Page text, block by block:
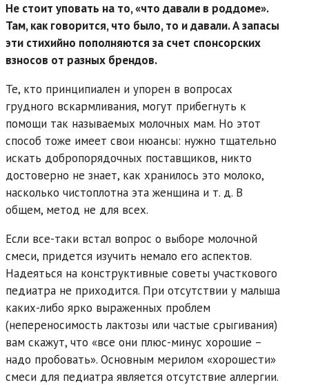
Не стоит уповать на то, «что давали в роддоме».
Там, как говорится, что было, то и давали. А запасы
эти стихийно пополняются за счет спонсорских
взносов от разных брендов.
Те, кто принципиален и упорен в вопросах
грудного вскармливания, могут прибегнуть к
помощи так называемых молочных мам. Но этот
способ тоже имеет свои нюансы: нужно тщательно
искать добропорядочных поставщиков, никто
достоверно не знает, как хранилось это молоко,
насколько чистоплотна эта женщина и т. д. В
общем, метод не для всех.
Если все-таки встал вопрос о выборе молочной
смеси, придется изучить немало его аспектов.
Надеяться на конструктивные советы участкового
педиатра не приходится. При отсутствии у малыша
каких-либо ярко выраженных проблем
(непереносимость лактозы или частые срыгивания)
вам скажут, что «все они плюс-минус хорошие –
надо пробовать». Основным мерилом «хорошести»
смеси для педиатра является отсутствие аллергии.